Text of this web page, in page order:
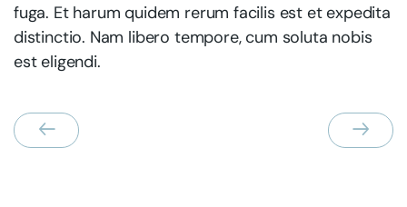
fuga. Et harum quidem rerum facilis est et expedita
distinctio. Nam libero tempore, cum soluta nobis
est eligendi.